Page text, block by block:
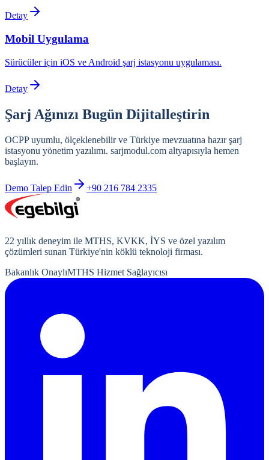
Detay
Mobil Uygulama
Sürücüler için iOS ve Android şarj istasyonu uygulaması.
Detay
Şarj Ağınızı Bugün Dijitalleştirin
OCPP uyumlu, ölçeklenebilir ve Türkiye mevzuatına hazır şarj
istasyonu yönetim yazılımı. sarjmodul.com altyapısıyla hemen
başlayın.
Demo Talep Edin +90 216 784 2335
22 yıllık deneyim ile MTHS, KVKK, İYS ve özel yazılım
çözümleri sunan Türkiye'nin köklü teknoloji firması.
Bakanlık OnaylıMTHS Hizmet Sağlayıcısı